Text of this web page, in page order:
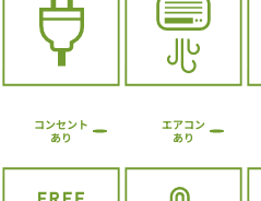
コンセント
あり
エアコン
あり